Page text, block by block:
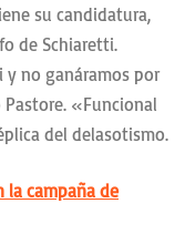
su candidatura,
de Schiaretti.
y no ganáramos por
«Funcional
del delasotismo.
la campaña de